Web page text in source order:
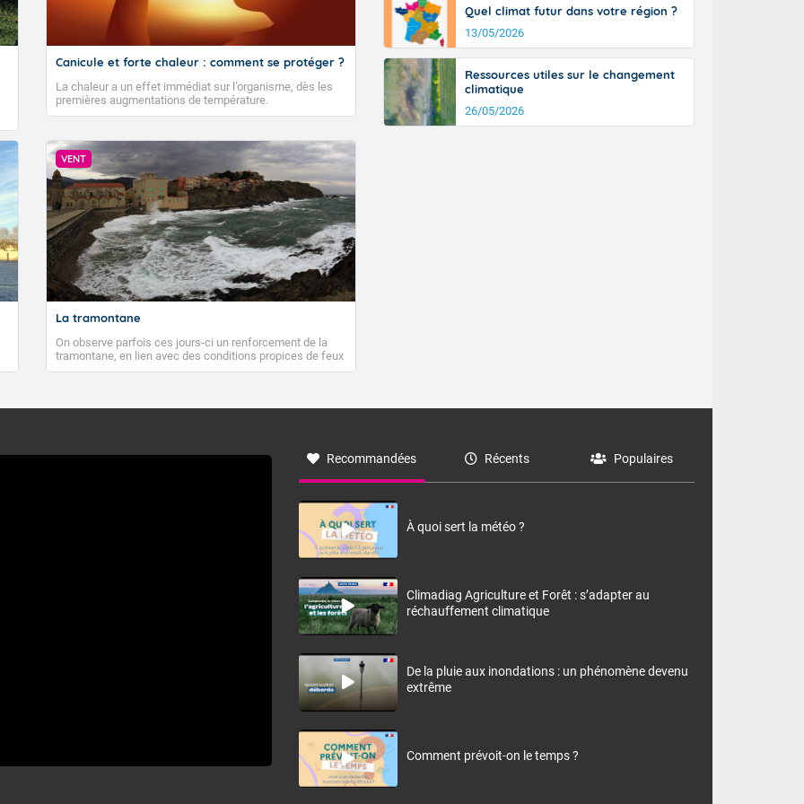
Canicule et forte chaleur : comment se protéger ?
La chaleur a un effet immédiat sur l’organisme, dès les
premières augmentations de température.
VENT
La tramontane
On observe parfois ces jours-ci un renforcement de la
tramontane, en lien avec des conditions propices de feux
de forêt. Mais qu'est-ce que la tramontane ? Quelles sont
à nord-ouest, dans un secteur qui part du Roussillon à la
monts, en allusion aux régions montagneuses d’où
Quel climat futur dans votre région ?
13/05/2026
Ressources utiles sur le changement
climatique
26/05/2026
Recommandées Récents Populaires
À quoi sert la météo ?
Climadiag Agriculture et Forêt : s’adapter au
réchauffement climatique
De la pluie aux inondations : un phénomène devenu
extrême
Comment prévoit-on le temps ?